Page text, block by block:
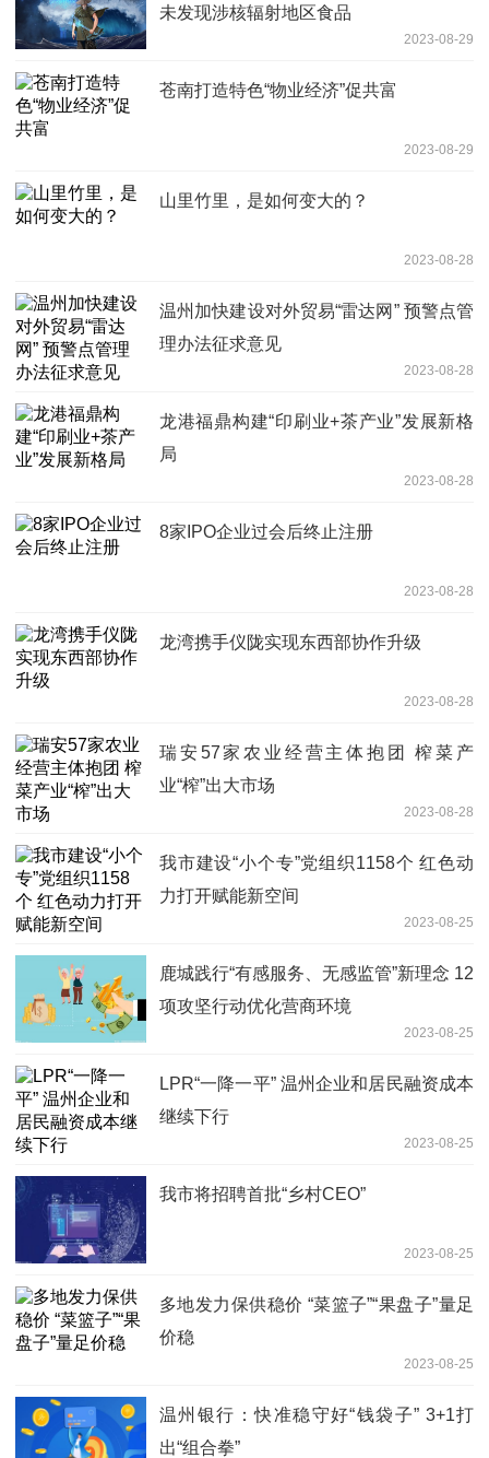
未发现涉核辐射地区食品
2023-08-29
苍南打造特色“物业经济”促共富
2023-08-29
山里竹里，是如何变大的？
2023-08-28
温州加快建设对外贸易“雷达网” 预警点管
理办法征求意见
2023-08-28
龙港福鼎构建“印刷业+茶产业”发展新格
局
2023-08-28
8家IPO企业过会后终止注册
2023-08-28
龙湾携手仪陇实现东西部协作升级
2023-08-28
瑞安57家农业经营主体抱团 榨菜产
业“榨”出大市场
2023-08-28
我市建设“小个专”党组织1158个 红色动
力打开赋能新空间
2023-08-25
鹿城践行“有感服务、无感监管”新理念 12
项攻坚行动优化营商环境
2023-08-25
LPR“一降一平” 温州企业和居民融资成本
继续下行
2023-08-25
我市将招聘首批“乡村CEO”
2023-08-25
多地发力保供稳价 “菜篮子”“果盘子”量足
价稳
2023-08-25
温州银行：快准稳守好“钱袋子” 3+1打
出“组合拳”